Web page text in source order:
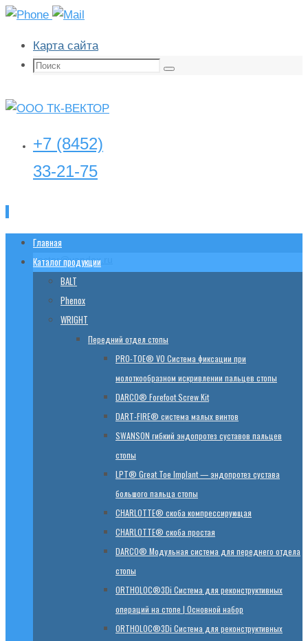
Карта сайта
Поиск:
Поиск
+7 (8452)
33-21-75
tk-
vector@yandex.ru
Перейти
содержимому
Главная
Каталог продукции
BALT
Phenox
WRIGHT
Передний отдел стопы
PRO-TOE® VO Система фиксации при
молоткообразном искривлении пальцев стопы
DARCO® Forefoot Screw Kit
DART-FIRE® система малых винтов
SWANSON гибкий эндопротез суставов пальцев
стопы
LPT® Great Toe Implant — эндопротез сустава
большого пальца стопы
CHARLOTTE® скоба компрессирующая
CHARLOTTE® скоба простая
DARCO® Модульная система для переднего отдела
стопы
ORTHOLOC®3Di Система для реконструктивных
операций на стопе | Основной набор
ORTHOLOC®3Di Система для реконструктивных